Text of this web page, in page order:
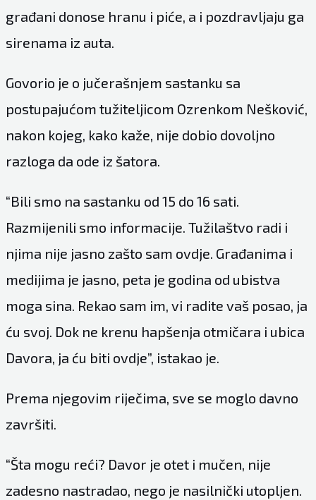
građani donose hranu i piće, a i pozdravljaju ga
sirenama iz auta.
Govorio je o jučerašnjem sastanku sa
postupajućom tužiteljicom Ozrenkom Nešković,
nakon kojeg, kako kaže, nije dobio dovoljno
razloga da ode iz šatora.
“Bili smo na sastanku od 15 do 16 sati.
Razmijenili smo informacije. Tužilaštvo radi i
njima nije jasno zašto sam ovdje. Građanima i
medijima je jasno, peta je godina od ubistva
moga sina. Rekao sam im, vi radite vaš posao, ja
ću svoj. Dok ne krenu hapšenja otmičara i ubica
Davora, ja ću biti ovdje”, istakao je.
Prema njegovim riječima, sve se moglo davno
završiti.
“Šta mogu reći? Davor je otet i mučen, nije
zadesno nastradao, nego je nasilnički utopljen.